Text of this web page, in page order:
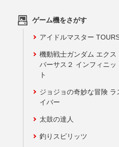
ゲーム機をさがす
アイドルマスター
機動戦士ガンダム エクス
バーサス２ インフィニッ
ト
ジョジョの奇妙な冒険 ラ
イバー
太鼓の達人
釣りスピリッツ